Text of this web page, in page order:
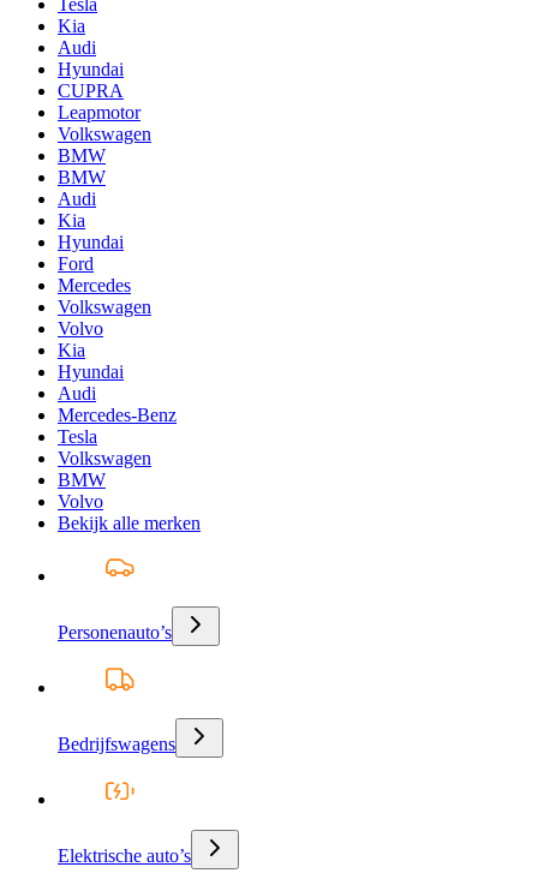
Tesla
Kia
Audi
Hyundai
CUPRA
Leapmotor
Volkswagen
BMW
BMW
Audi
Kia
Hyundai
Ford
Mercedes
Volkswagen
Volvo
Kia
Hyundai
Audi
Mercedes-Benz
Tesla
Volkswagen
BMW
Volvo
Bekijk alle merken
Personenauto’s
Bedrijfswagens
Elektrische auto’s